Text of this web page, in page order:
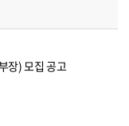
장) 모집 공고